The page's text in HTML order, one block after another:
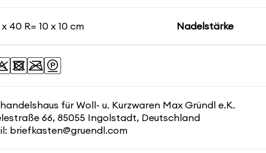
40 R= 10 x 10 cm Nadelstärke
für Woll- u. Kurzwaren Max Gründl e.K.
66, 85055 Ingolstadt, Deutschland
briefkasten@gruendl.com